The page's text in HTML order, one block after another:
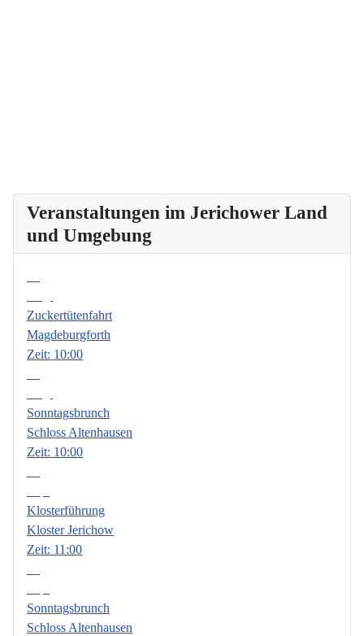
Veranstaltungen im Jerichower Land
und Umgebung
Zuckertütenfahrt
Magdeburgforth
Zeit: 10:00
Sonntagsbrunch
Schloss Altenhausen
Zeit: 10:00
Klosterführung
Kloster Jerichow
Zeit: 11:00
Sonntagsbrunch
Schloss Altenhausen